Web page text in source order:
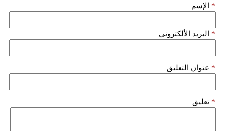
الإسم *
البريد الألكتروني *
عنوان التعليق *
تعليق *